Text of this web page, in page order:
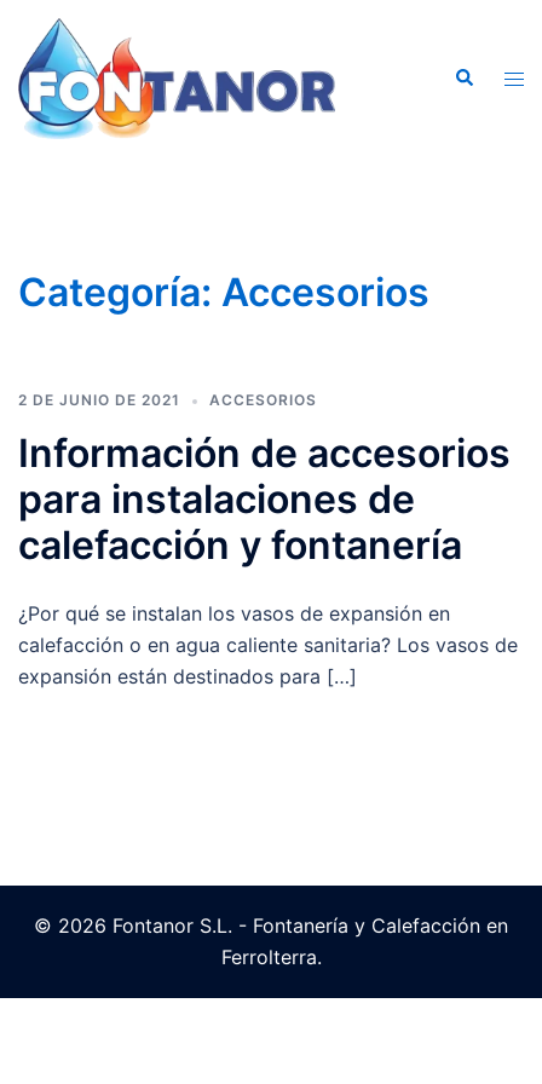
contenido
Buscar
Categoría: Accesorios
2 DE JUNIO DE 2021 ACCESORIOS
Información de accesorios
para instalaciones de
calefacción y fontanería
¿Por qué se instalan los vasos de expansión en
calefacción o en agua caliente sanitaria? Los vasos de
expansión están destinados para […]
© 2026 Fontanor S.L. - Fontanería y Calefacción en
Ferrolterra.